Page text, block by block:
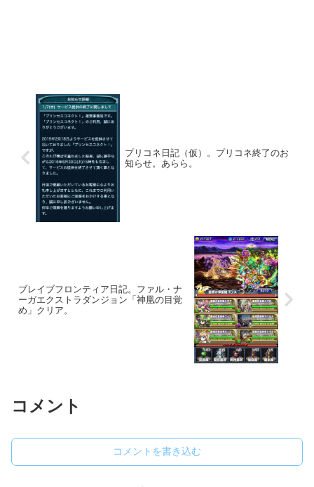
プリコネ日記（仮）。プリコネ終了のお
知らせ。あらら。
ブレイブフロンティア日記。ファル・ナ
ーガエクストラダンジョン「神凰の目覚
め」クリア。
コメント
コメントを書き込む